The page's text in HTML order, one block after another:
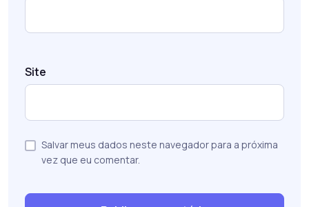
Site
Salvar meus dados neste navegador para a próxima
vez que eu comentar.